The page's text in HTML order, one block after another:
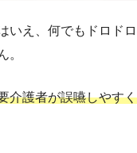
いえ、何でもドロドロ
。
介護者が誤嚥しやすく